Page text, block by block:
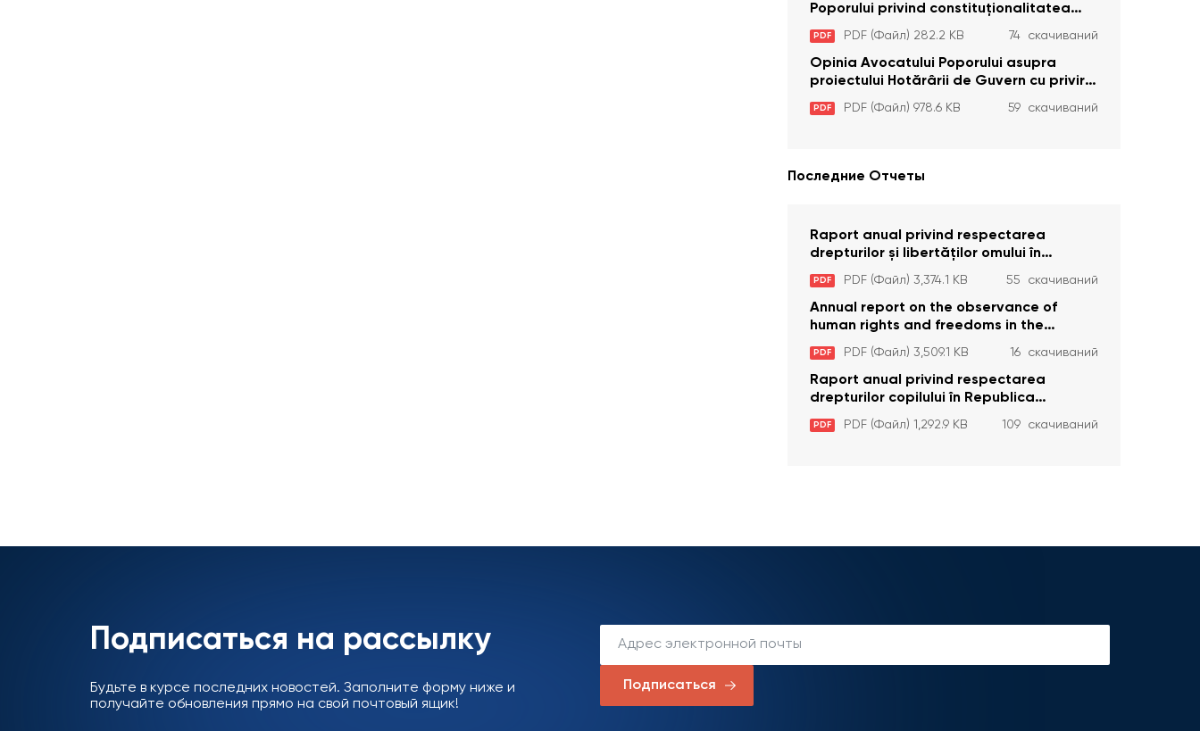
private de liberate
Poporului privind constituționalitatea
unor prevederi care interzic angajarea în
organizațiile de pază particulară a
persoanelor condamnate pentru
comiterea cu intenție a unor infracțiuni a
fost luată în considerare de Curtea
Constituțională
PDF PDF (Файл) 282.2 KB 74 скачиваний
Opinia Avocatului Poporului asupra
proiectului Hotărârii de Guvern cu privire
la aprobarea proiectului de lege privind
activitatea sanitară veterinarăa
PDF PDF (Файл) 978.6 KB 59 скачиваний
Последние Отчеты
Raport anual privind respectarea
drepturilor și libertăților omului în
Republica Moldova în anul 2023
PDF PDF (Файл) 3,374.1 KB 55 скачиваний
Annual report on the observance of
human rights and freedoms in the
Republic of Moldova in 2023
PDF PDF (Файл) 3,509.1 KB 16 скачиваний
Raport anual privind respectarea
drepturilor copilului în Republica
Moldova în anul 2023
PDF PDF (Файл) 1,292.9 KB 109 скачиваний
Подписаться на рассылку
Будьте в курсе последних новостей. Заполните форму ниже и
получайте обновления прямо на свой почтовый ящик!
Подписаться